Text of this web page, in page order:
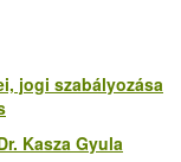
jogi szabályozása
Kasza Gyula